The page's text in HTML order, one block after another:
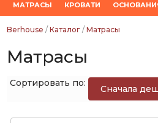
МАТРАСЫ КРОВАТИ
Berhouse / Каталог / Матрасы
Матрасы
Сортировать по:
Сначала